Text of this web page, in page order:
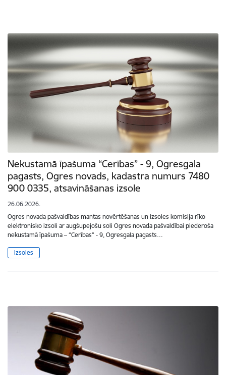
Nekustamā īpašuma “Cerības” - 9, Ogresgala
pagasts, Ogres novads, kadastra numurs 7480
900 0335, atsavināšanas izsole
26.06.2026.
Ogres novada pašvaldības mantas novērtēšanas un izsoles komisija rīko
elektronisko izsoli ar augšupejošu soli Ogres novada pašvaldībai piederoša
nekustamā īpašuma – “Cerības” - 9, Ogresgala pagasts…
Izsoles